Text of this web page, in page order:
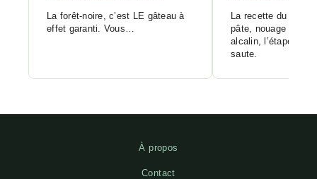
La forêt-noire, c’est LE gâteau à
effet garanti. Vous…
La recette du
pâte, nouage à la
alcalin, l’étape que
saute.
À propos
Contact